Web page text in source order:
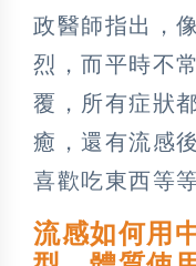
政醫師指出，
烈，而平時不
覆，所有症狀
癒，還有流感
喜歡吃東西等
流感如何用